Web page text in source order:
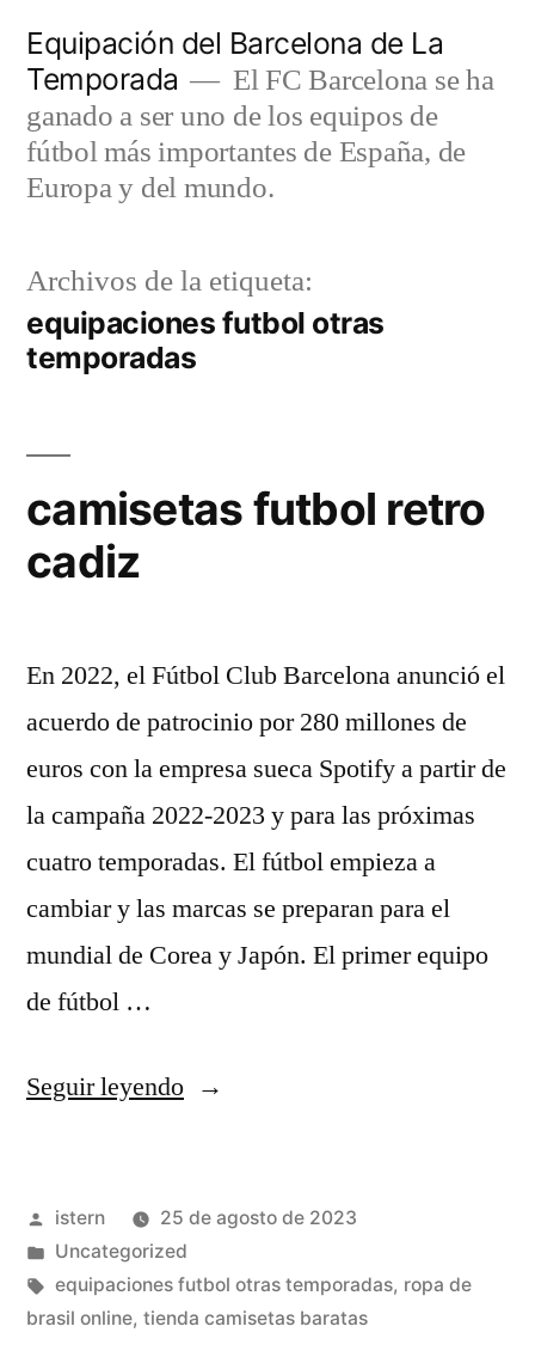
contenido
Equipación del Barcelona de La
Temporada
El FC Barcelona se ha
ganado a ser uno de los equipos de
fútbol más importantes de España, de
Europa y del mundo.
Archivos de la etiqueta:
equipaciones futbol otras
temporadas
camisetas futbol retro
cadiz
En 2022, el Fútbol Club Barcelona anunció el
acuerdo de patrocinio por 280 millones de
euros con la empresa sueca Spotify a partir de
la campaña 2022-2023 y para las próximas
cuatro temporadas. El fútbol empieza a
cambiar y las marcas se preparan para el
mundial de Corea y Japón. El primer equipo
de fútbol …
Seguir leyendo«camisetas
cadiz»
Publicado
por
istern
25 de agosto de 2023
Publicado
en
Uncategorized
Etiquetas:
equipaciones futbol otras temporadas, ropa de
brasil online, tienda camisetas baratas